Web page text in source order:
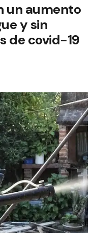
un aumento
y sin
de covid-19